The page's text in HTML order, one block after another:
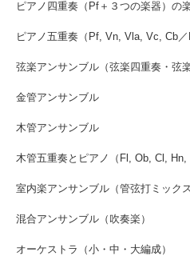
ピアノ四重奏（Pf＋３つの楽器）の
ピアノ五重奏（Pf, Vn, Vla, Vc, Cb
弦楽アンサンブル（弦楽四重奏・弦
金管アンサンブル
木管アンサンブル
木管五重奏とピアノ（Fl, Ob, Cl,
室内楽アンサンブル（管弦打ミックス
混合アンサンブル（吹奏楽）
オーケストラ（小・中・大編成）